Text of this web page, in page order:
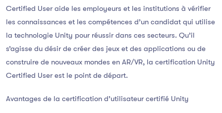
Certified User aide les employeurs et les institutions à vérifier
les connaissances et les compétences d’un candidat qui utilise
la technologie Unity pour réussir dans ces secteurs. Qu’il
s’agisse du désir de créer des jeux et des applications ou de
construire de nouveaux mondes en AR/VR, la certification Unity
Certified User est le point de départ.
Avantages de la certification d’utilisateur certifié Unity